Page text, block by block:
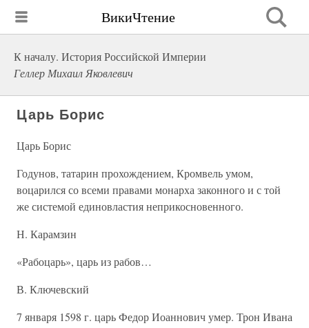
ВикиЧтение
К началу. История Российской Империи
Геллер Михаил Яковлевич
Царь Борис
Царь Борис
Годунов, татарин прохождением, Кромвель умом,
воцарился со всеми правами монарха законного и с той
же системой единовластия неприкосновенного.
Н. Карамзин
«Рабоцарь», царь из рабов…
В. Ключевский
7 января 1598 г. царь Федор Иоаннович умер. Трон Ивана